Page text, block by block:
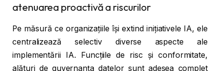
atenuarea proactivă a riscurilor
Pe măsură ce organizațiile își extind inițiativele IA, ele
centralizează selectiv diverse aspecte ale
implementării IA. Funcțiile de risc și conformitate,
alături de guvernanța datelor sunt adesea complet